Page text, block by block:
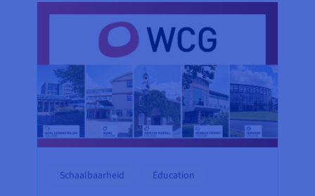
Schaalbaarheid Éducation